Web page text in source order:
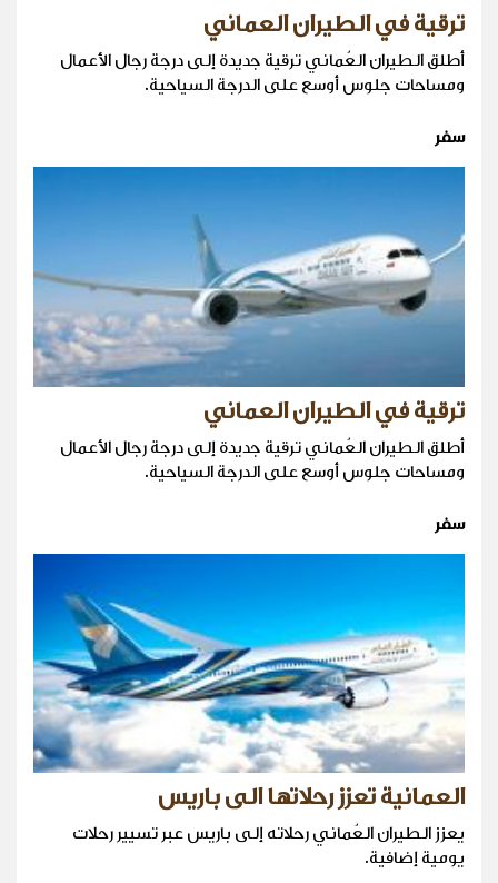
ترقية في الطيران العماني
أطلق الطيران العُماني ترقية جديدة إلى درجة رجال الأعمال
ومساحات جلوس أوسع على الدرجة السياحية.
سفر
ترقية في الطيران العماني
أطلق الطيران العُماني ترقية جديدة إلى درجة رجال الأعمال
ومساحات جلوس أوسع على الدرجة السياحية.
سفر
العمانية تعزز رحلاتها الى باريس
يعزز الطيران العُماني رحلاته إلى باريس عبر تسيير رحلات
يومية إضافية.